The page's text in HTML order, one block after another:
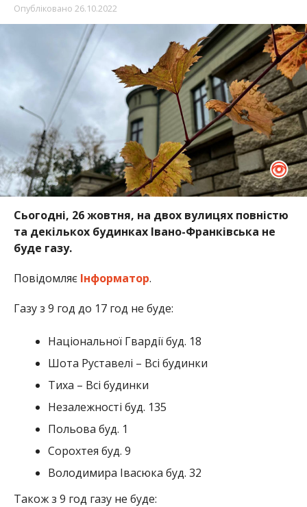
Опубліковано 26.10.2022
Сьогодні, 26 жовтня, на двох вулицях повністю
та декількох будинках Івано-Франківська не
буде газу.
Повідомляє Інформатор.
Газу з 9 год до 17 год не буде:
Національної Гвардії буд. 18
Шота Руставелі – Всі будинки
Тиха – Всі будинки
Незалежності буд. 135
Польова буд. 1
Сорохтея буд. 9
Володимира Івасюка буд. 32
Також з 9 год газу не буде: